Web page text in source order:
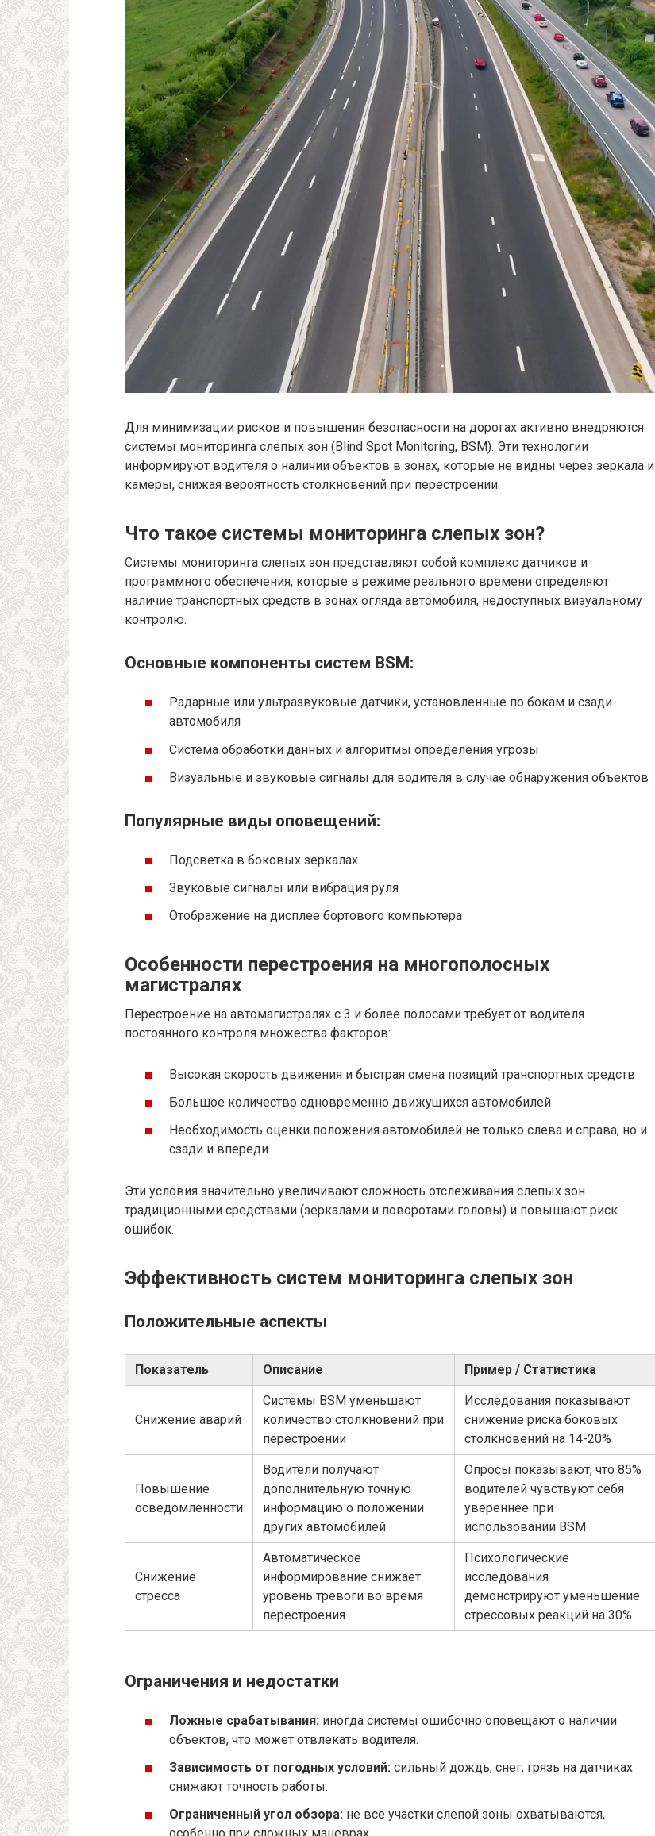
Для минимизации рисков и повышения безопасности на дорогах активно внедряются
системы мониторинга слепых зон (Blind Spot Monitoring, BSM). Эти технологии
информируют водителя о наличии объектов в зонах, которые не видны через зеркала и
камеры, снижая вероятность столкновений при перестроении.
Что такое системы мониторинга слепых зон?
Системы мониторинга слепых зон представляют собой комплекс датчиков и
программного обеспечения, которые в режиме реального времени определяют
наличие транспортных средств в зонах огляда автомобиля, недоступных визуальному
контролю.
Основные компоненты систем BSM:
Радарные или ультразвуковые датчики, установленные по бокам и сзади
автомобиля
Система обработки данных и алгоритмы определения угрозы
Визуальные и звуковые сигналы для водителя в случае обнаружения объектов
Популярные виды оповещений:
Подсветка в боковых зеркалах
Звуковые сигналы или вибрация руля
Отображение на дисплее бортового компьютера
Особенности перестроения на многополосных
магистралях
Перестроение на автомагистралях с 3 и более полосами требует от водителя
постоянного контроля множества факторов:
Высокая скорость движения и быстрая смена позиций транспортных средств
Большое количество одновременно движущихся автомобилей
Необходимость оценки положения автомобилей не только слева и справа, но и
сзади и впереди
Эти условия значительно увеличивают сложность отслеживания слепых зон
традиционными средствами (зеркалами и поворотами головы) и повышают риск
ошибок.
Эффективность систем мониторинга слепых зон
Положительные аспекты
Показатель Описание Пример / Статистика
Снижение аварий
Системы BSM уменьшают
количество столкновений при
перестроении
Исследования показывают
снижение риска боковых
столкновений на 14-20%
Повышение
осведомленности
Водители получают
дополнительную точную
информацию о положении
других автомобилей
Опросы показывают, что 85%
водителей чувствуют себя
увереннее при
использовании BSM
Снижение
стресса
Автоматическое
информирование снижает
уровень тревоги во время
перестроения
Психологические
исследования
демонстрируют уменьшение
стрессовых реакций на 30%
Ограничения и недостатки
Ложные срабатывания: иногда системы ошибочно оповещают о наличии
объектов, что может отвлекать водителя.
Зависимость от погодных условий: сильный дождь, снег, грязь на датчиках
снижают точность работы.
Ограниченный угол обзора: не все участки слепой зоны охватываются,